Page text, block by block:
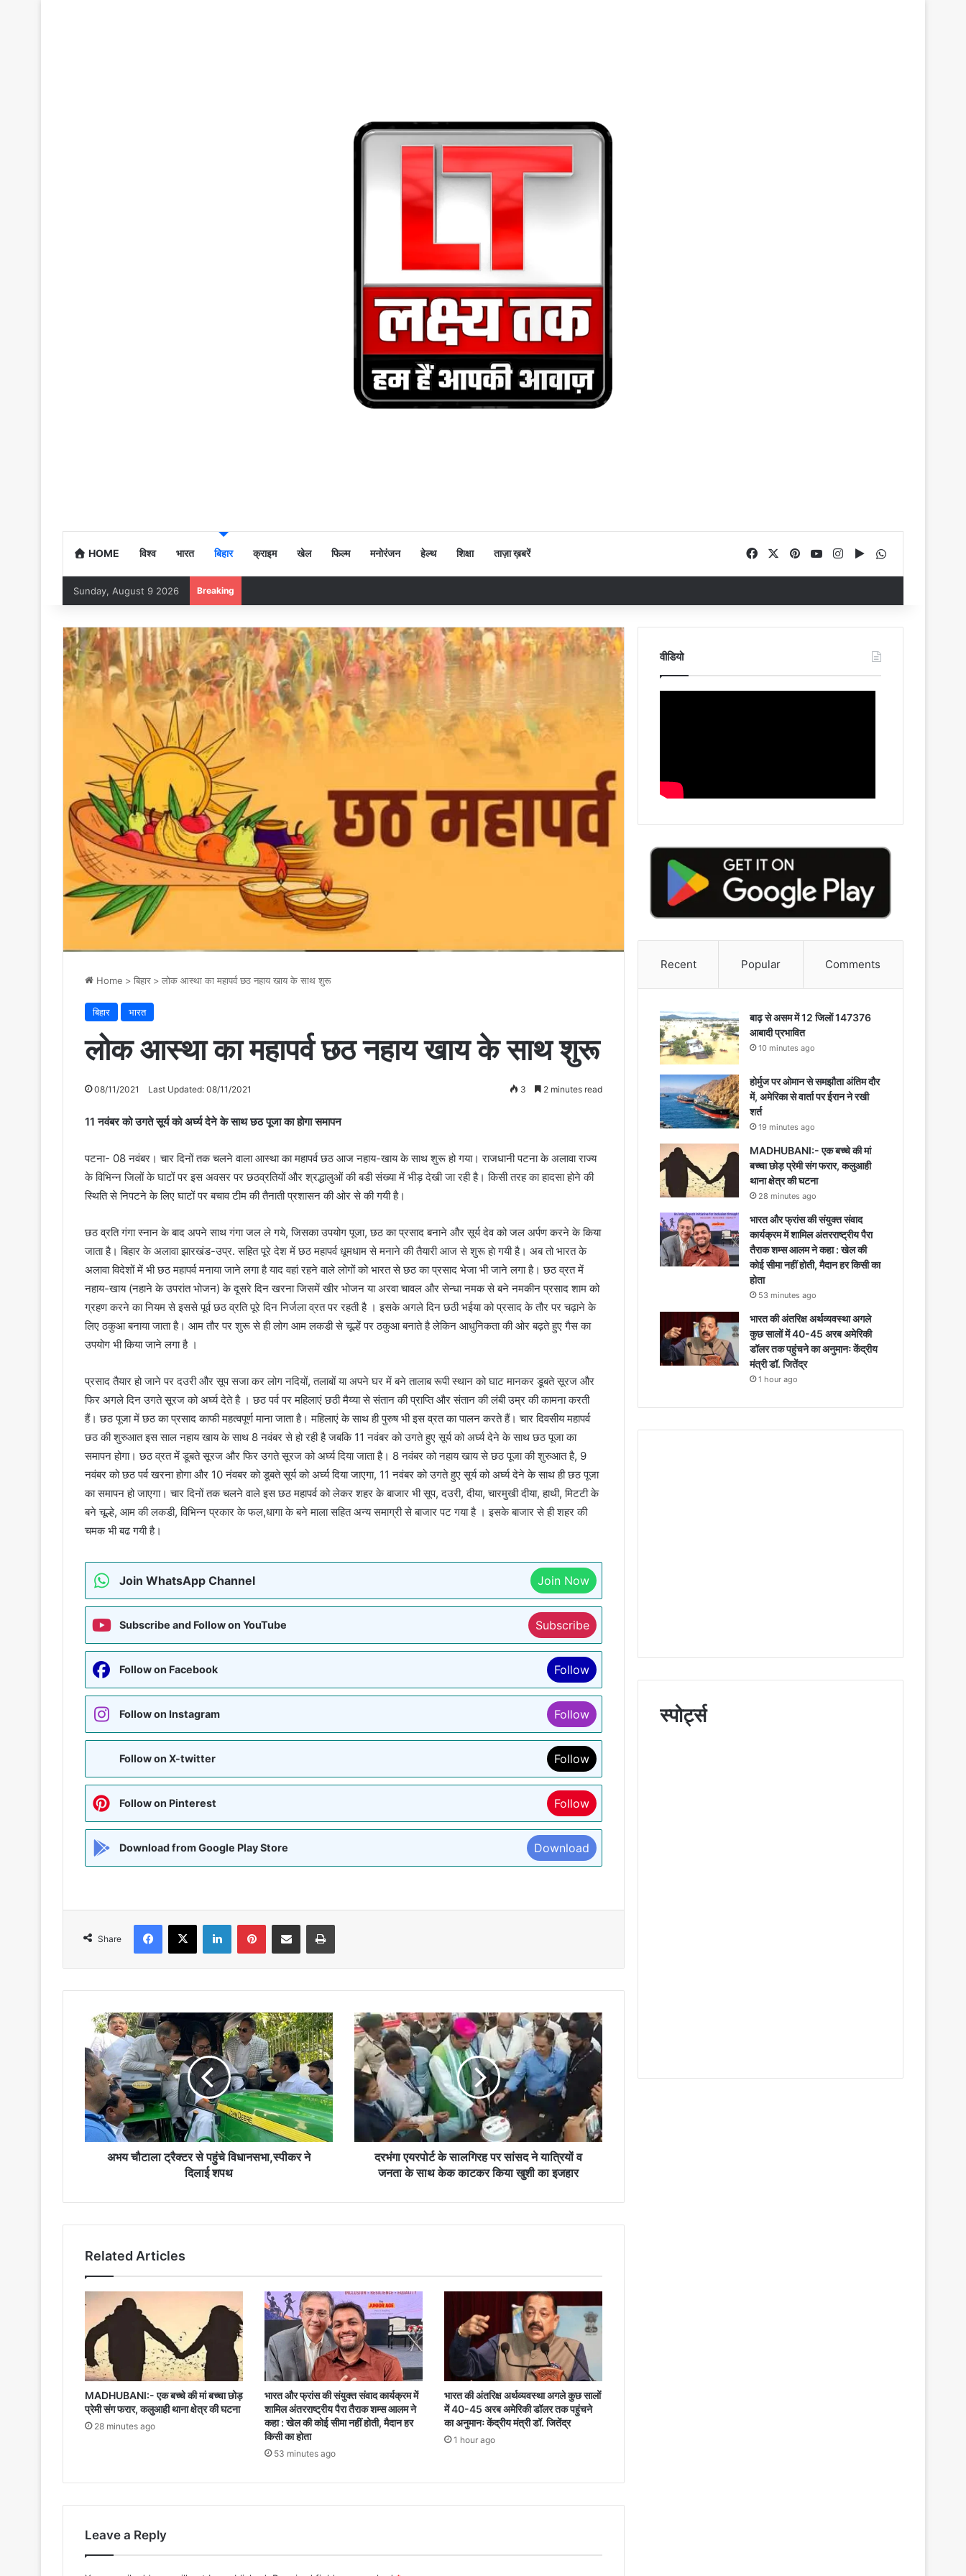
HOME विश्व भारत बिहार क्राइम खेल फिल्म मनोरंजन हेल्थ शिक्षा ताज़ा ख़बरें FacebookPinterestYouTubeInstagram
Google Play
Sunday, August 9 2026 Breaking
Home > बिहार > लोक आस्था का महापर्व छठ नहाय खाय के साथ शुरू
बिहार भारत
लोक आस्था का महापर्व छठ नहाय खाय के साथ शुरू
08/11/2021 Last Updated: 08/11/2021 3 2 minutes read
11 नवंबर को उगते सूर्य को अर्घ्य देने के साथ छठ पूजा का होगा समापन
पटना- 08 नवंबर। चार दिनों तक चलने वाला आस्था का महापर्व छठ आज नहाय-खाय के साथ शुरू हो गया। राजधानी पटना के अलावा राज्य
के विभिन्न जिलों के घाटों पर इस अवसर पर छठव्रतियों और श्रद्धालुओं की बडी संख्या में भीड़ देखी जा रही है। किसी तरह का हादसा होने की
स्थिति से निपटने के लिए घाटों पर बचाव टीम की तैनाती प्रशासन की ओर से की गयी है।
छठ व्रति गंगा स्नान के बाद अपने साथ गंगा जल ले गये, जिसका उपयोग पूजा, छठ का प्रसाद बनाने और सूर्य देव को जल अर्पण करने के किया
जाता है। बिहार के अलावा झारखंड-उप्र. सहित पूरे देश में छठ महापर्व धूमधाम से मनाने की तैयारी आज से शुरू हाे गयी है। अब तो भारत के
अलावा विदेशों में भी छठ महापर्व मनाया जाने लगा है याद वहां रहने वाले लोगों को भारत से छठ का प्रसाद भेजा भी जाने लगा है। छठ व्रत में
नहाय-खाय (नहाने के उपरांत भोजन) के दूसरे दिन खरना जिसमें खीर भोजन या अरवा चावल और सेन्धा नमक से बने नमकीन प्रसाद शाम को
ग्रहण करने का नियम से इससे पूर्व छठ व्रति पूरे दिन निर्जला व्रत पर रहती है । इसके अगले दिन छठी भईया को प्रसाद के तौर पर चढ़ाने के
लिए ठकुआ बनाया जाता है। आम तौर पर शुरू से ही लोग आम लकडी से चूल्हें पर ठकुआ बनाते है लेकिन आधुनिकता की ओर बढ़ते हुए गैस का
उपयोग भी किया जाने लगा है ।
प्रसाद तैयार हो जाने पर दउरी और सूप सजा कर लोग नदियों, तलाबों या अपने घर में बने तालाब रूपी स्थान को घाट मानकर डूबते सूरज और
फिर अगले दिन उगते सूरज को अर्घ्य देते है । छठ पर्व पर महिलाएं छठी मैय्या से संतान की प्राप्ति और संतान की लंबी उम्र की कामना करती
हैं। छठ पूजा में छठ का प्रसाद काफी महत्वपूर्ण माना जाता है। महिलाएं के साथ ही पुरुष भी इस व्रत का पालन करते हैं। चार दिवसीय महापर्व
छठ की शुरुआत इस साल नहाय खाय के साथ 8 नवंबर से हो रही है जबकि 11 नवंबर को उगते हुए सूर्य को अर्घ्य देने के साथ छठ पूजा का
समापन होगा। छठ व्रत में डूबते सूरज और फिर उगते सूरज को अर्घ्य दिया जाता है। 8 नवंबर को नहाय खाय से छठ पूजा की शुरुआत है, 9
नवंबर को छठ पर्व खरना होगा और 10 नंवबर को डूबते सूर्य को अर्घ्य दिया जाएगा, 11 नवंबर को उगते हुए सूर्य को अर्घ्य देने के साथ ही छठ पूजा
का समापन हो जाएगा। चार दिनों तक चलने वाले इस छठ महापर्व को लेकर शहर के बाजार भी सूप, दउरी, दीया, चारमुखी दीया, हाथी, मिटटी के
बने चूल्हे, आम की लकडी, विभिन्न प्रकार के फल,धागा के बने माला सहित अन्य समाग्री से बाजार पट गया है । इसके बाजार से ही शहर की
चमक भी बढ गयी है।
Join WhatsApp Channel Join Now
Subscribe and Follow on YouTube Subscribe
Follow on Facebook Follow
Follow on Instagram Follow
Follow on X-twitter Follow
Follow on Pinterest Follow
Download from Google Play Store Download
Share
Facebook
X LinkedInPinterestShare via Email Print
अभय
चौटाला
ट्रैक्टर
से
पहुंचे
विधानसभा,स्पीकर
ने
दिलाई
शपथ
अभय चौटाला ट्रैक्टर से पहुंचे विधानसभा,स्पीकर ने
दिलाई शपथ
दरभंगा
एयरपोर्ट
के
सालगिरह
पर
सांसद
यात्रियों
व
केक
इजहार
दरभंगा एयरपोर्ट के सालगिरह पर सांसद ने यात्रियों व
जनता के साथ केक काटकर किया खुशी का इजहार
Related Articles
MADHUBANI:- एक बच्चे की मां बच्चा छोड़
प्रेमी संग फरार, कलुआही थाना क्षेत्र की घटना
28 minutes ago
भारत और फ्रांस की संयुक्त संवाद कार्यक्रम में
शामिल अंतरराष्ट्रीय पैरा तैराक शम्स आलम ने
कहा : खेल की कोई सीमा नहीं होती, मैदान हर
किसी का होता
53 minutes ago
भारत की अंतरिक्ष अर्थव्यवस्था अगले कुछ सालों
में 40-45 अरब अमेरिकी डॉलर तक पहुंचने
का अनुमानः केंद्रीय मंत्री डॉ. जितेंद्र
1 hour ago
Leave a Reply
वीडियो
Recent Popular Comments
बाढ़ से असम में 12 जिलों 147376
आबादी प्रभावित
10 minutes ago
होर्मुज पर ओमान से समझौता अंतिम दौर
में, अमेरिका से वार्ता पर ईरान ने रखी
शर्त
19 minutes ago
MADHUBANI:- एक बच्चे की मां
बच्चा छोड़ प्रेमी संग फरार, कलुआही
थाना क्षेत्र की घटना
28 minutes ago
भारत और फ्रांस की संयुक्त संवाद
कार्यक्रम में शामिल अंतरराष्ट्रीय पैरा
तैराक शम्स आलम ने कहा : खेल की
कोई सीमा नहीं होती, मैदान हर किसी का
होता
53 minutes ago
भारत की अंतरिक्ष अर्थव्यवस्था अगले
कुछ सालों में 40-45 अरब अमेरिकी
डॉलर तक पहुंचने का अनुमानः केंद्रीय
मंत्री डॉ. जितेंद्र
1 hour ago
स्पोर्ट्स